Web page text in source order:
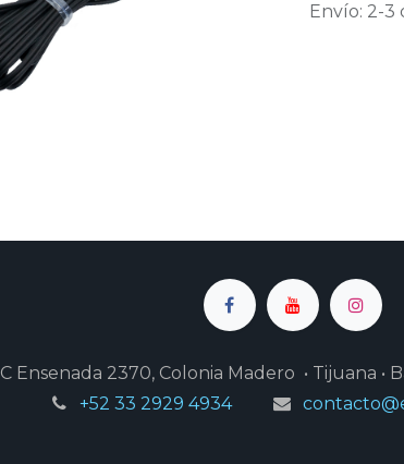
Envío: 2-3
C Ensenada 2370, Colonia Madero • Tijuana •
+52 33 2929 4934